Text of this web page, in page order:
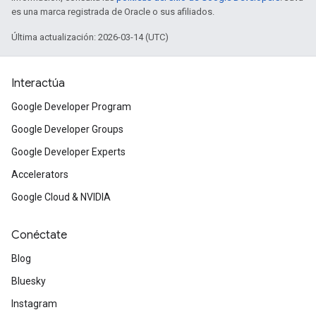
es una marca registrada de Oracle o sus afiliados.
Última actualización: 2026-03-14 (UTC)
Interactúa
Google Developer Program
Google Developer Groups
Google Developer Experts
Accelerators
Google Cloud & NVIDIA
Conéctate
Blog
Bluesky
Instagram